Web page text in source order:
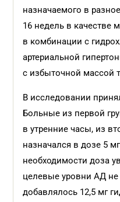
назначаемого в
16 недель в качестве
в комбинации с
артериальной
с избыточной массой
В исследовании
Больные из первой
в утренние часы, из
назначался в дозе 5
необходимости доза
целевые уровни АД не
добавлялось 12,5 мг